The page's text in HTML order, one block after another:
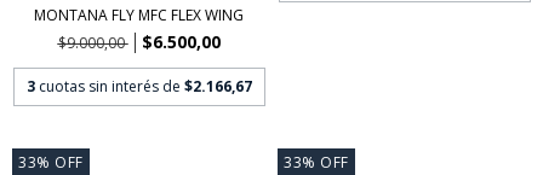
MONTANA FLY MFC FLEX WING
$9.000,00
$6.500,00
3 cuotas sin interés de $2.166,67
33% OFF 33% OFF